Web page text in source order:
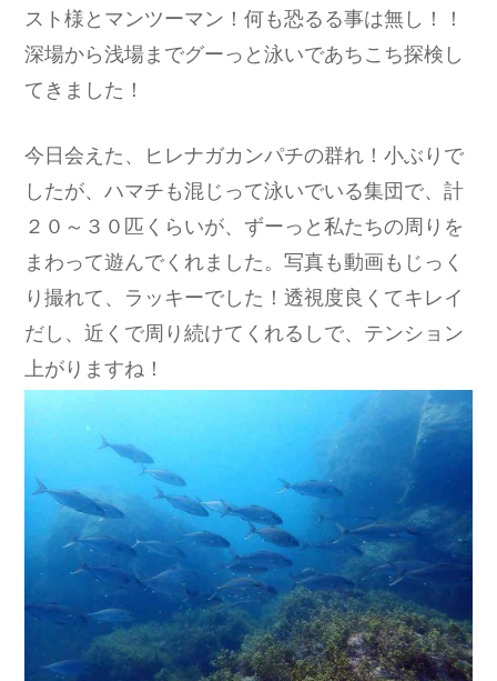
スト様とマンツーマン！何も恐るる事は無し！！
深場から浅場までグーっと泳いであちこち探検し
てきました！
今日会えた、ヒレナガカンパチの群れ！小ぶりで
したが、ハマチも混じって泳いでいる集団で、計
２０～３０匹くらいが、ずーっと私たちの周りを
まわって遊んでくれました。写真も動画もじっく
り撮れて、ラッキーでした！透視度良くてキレイ
だし、近くで周り続けてくれるしで、テンション
上がりますね！